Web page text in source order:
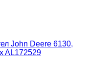
John Deere 6130,
AL172529